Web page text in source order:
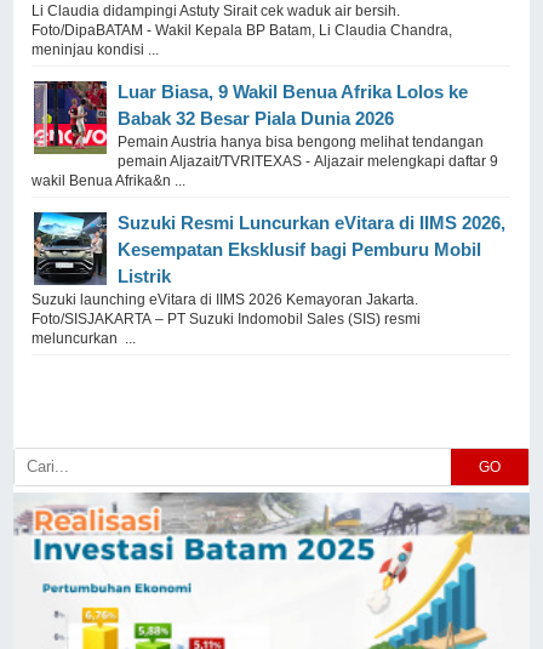
Li Claudia didampingi Astuty Sirait cek waduk air bersih.
Foto/DipaBATAM - Wakil Kepala BP Batam, Li Claudia Chandra,
meninjau kondisi ...
Luar Biasa, 9 Wakil Benua Afrika Lolos ke
Babak 32 Besar Piala Dunia 2026
Pemain Austria hanya bisa bengong melihat tendangan
pemain Aljazait/TVRITEXAS - Aljazair melengkapi daftar 9
wakil Benua Afrika&n ...
Suzuki Resmi Luncurkan eVitara di IIMS 2026,
Kesempatan Eksklusif bagi Pemburu Mobil
Listrik
Suzuki launching eVitara di IIMS 2026 Kemayoran Jakarta.
Foto/SISJAKARTA – PT Suzuki Indomobil Sales (SIS) resmi
meluncurkan ...
GO